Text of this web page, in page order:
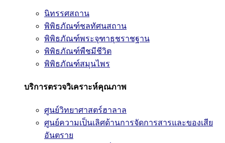
นิทรรศสถาน
พิพิธภัณฑ์ชลทัศนสถาน
พิพิธภัณฑ์พระจุฑาธุชราชฐาน
พิพิธภัณฑ์พืชมีชีวิต
พิพิธภัณฑ์สมุนไพร
บริการตรวจวิเคราะห์คุณภาพ
ศูนย์วิทยาศาสตร์ฮาลาล
ศูนย์ความเป็นเลิศด้านการจัดการสารและของเสีย
อันตราย